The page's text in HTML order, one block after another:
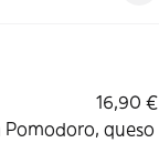
16,90 €